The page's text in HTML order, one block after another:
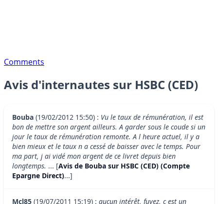
Comments
Avis d'internautes sur HSBC (CED)
Bouba (19/02/2012 15:50) : Vu le taux de rémunération, il est
bon de mettre son argent ailleurs. A garder sous le coude si un
jour le taux de rémunération remonte. A l heure actuel, il y a
bien mieux et le taux n a cessé de baisser avec le temps. Pour
ma part, j ai vidé mon argent de ce livret depuis bien
longtemps. ... [Avis de Bouba sur HSBC (CED) (Compte
Epargne Direct)...]
Mcl85 (19/07/2011 15:19) : aucun intérêt, fuyez, c est un